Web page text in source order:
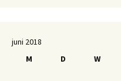
juni 2018
M
D W